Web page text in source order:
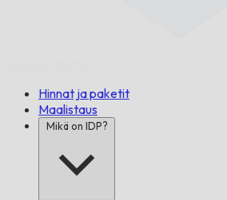
Hinnat ja paketit
Maalistaus
Mikä on IDP?